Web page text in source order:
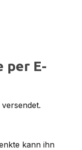
per E-
kann ihn